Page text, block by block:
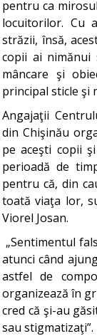
pentru ca
locuitorilor. Cu
străzii, însă,
copii ai nimănui
mâncare şi
principal sticle şi
Angajaţii
din Chişinău
pe aceşti copii
perioadă de
pentru că, din
toată viaţa lor,
Viorel Josan.
„Sentimentul
atunci când
astfel de
organizează în
cred că şi-au
sau stigmatizaţi”.